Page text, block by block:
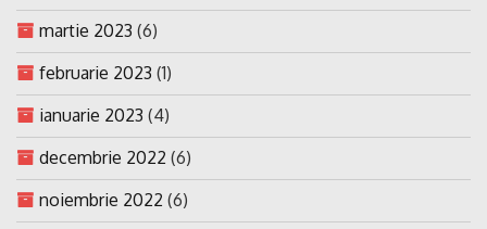
martie 2023 (6)
februarie 2023 (1)
ianuarie 2023 (4)
decembrie 2022 (6)
noiembrie 2022 (6)